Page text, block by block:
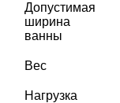
Допустимая
ширина
ванны
Вес
Нагрузка